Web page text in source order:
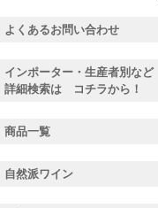
よくあるお問い合わせ
インポーター・生産者別など
詳細検索は コチラから！
商品一覧
自然派ワイン